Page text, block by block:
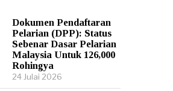
Dokumen Pendaftaran
Pelarian (DPP): Status
Sebenar Dasar Pelarian
Malaysia Untuk 126,000
Rohingya
24 Julai 2026